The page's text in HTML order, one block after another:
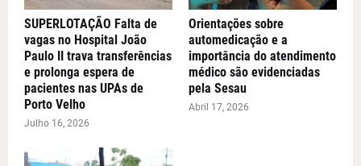
SUPERLOTAÇÃO Falta de
vagas no Hospital João
Paulo II trava transferências
e prolonga espera de
pacientes nas UPAs de
Porto Velho
Julho 16, 2026
Orientações sobre
automedicação e a
importância do atendimento
médico são evidenciadas
pela Sesau
Abril 17, 2026